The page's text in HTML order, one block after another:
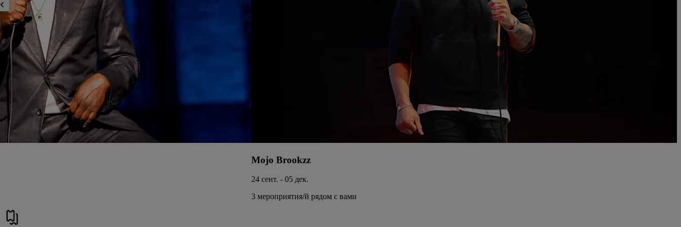
Mojo Brookzz
24 сент. - 05 дек.
3 мероприятия/й рядом с вами